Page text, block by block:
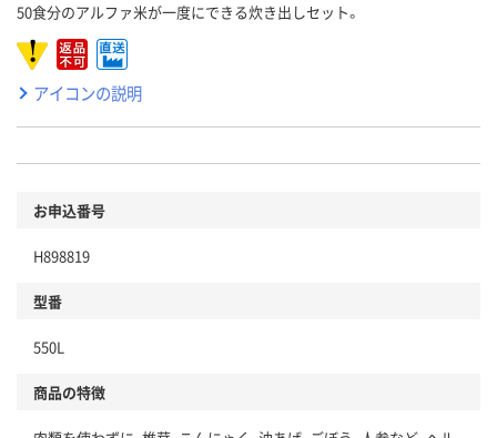
50食分のアルファ米が一度にできる炊き出しセット。
アイコンの説明
お申込番号
H898819
型番
550L
商品の特徴